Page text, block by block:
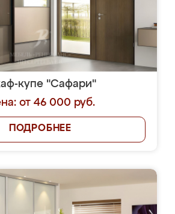
купе "Сафари"
от 46 000 руб.
ПОДРОБНЕЕ